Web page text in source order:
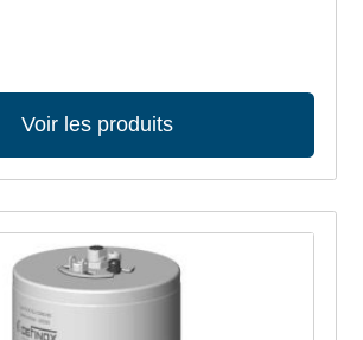
Voir les produits